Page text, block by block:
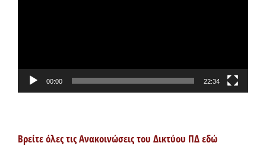
00:00 22:34
Βρείτε όλες τις Ανακοινώσεις του Δικτύου ΠΔ εδώ